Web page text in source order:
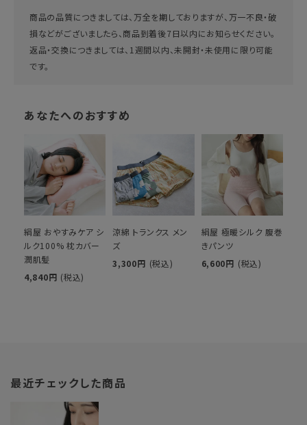
商品の品質につきましては、万全を期しておりますが、万一不良・破
損などがございましたら、商品到着後7日以内にお知らせください。
返品・交換につきましては、1週間以内、未開封・未使用に限り可能
です。
あなたへのおすすめ
絹屋 おやすみケア シ
ルク100% 枕カバー
潤肌髪
4,840円 (税込)
涼綿 トランクス メン
ズ
3,300円 (税込)
絹屋 極暖シルク 腹巻
きパンツ
6,600円 (税込)
最近チェックした商品